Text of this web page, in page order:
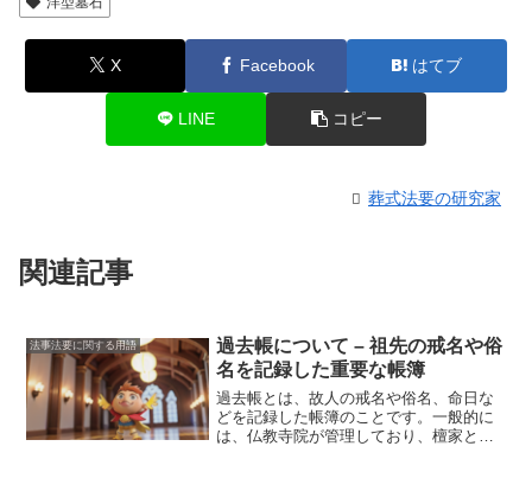
X Facebook はてブ
LINE コピー
葬式法要の研究家
関連記事
法事法要に関する用語
過去帳について – 祖先の戒名や俗
名を記録した重要な帳簿
過去帳とは、故人の戒名や俗名、命日な
どを記録した帳簿のことです。一般的に
は、仏教寺院が管理しており、檀家とな